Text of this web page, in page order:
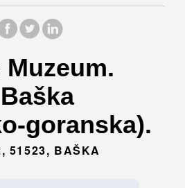
goranska).
51523, BAŠKA